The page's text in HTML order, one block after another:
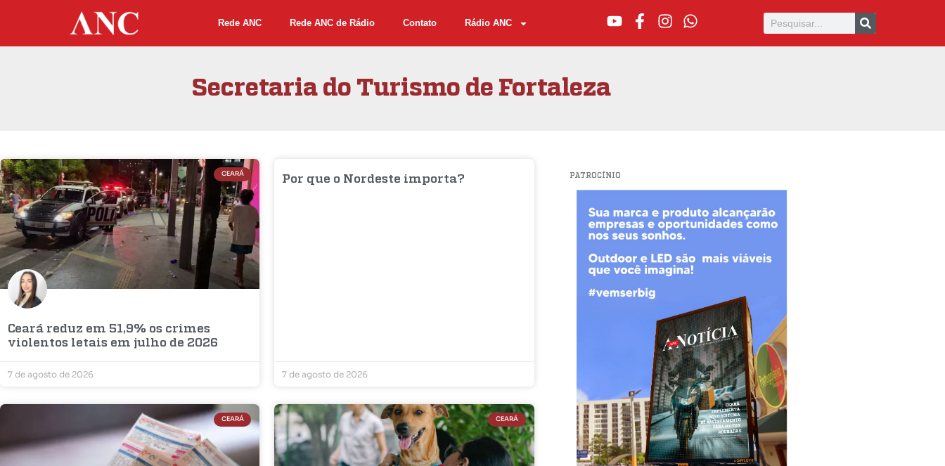
Rede ANC Rede ANC de Rádio Contato Rádio ANC
Secretaria do Turismo de Fortaleza
CEARÁ
Ceará reduz em 51,9% os crimes
violentos letais em julho de 2026
7 de agosto de 2026
Por que o Nordeste importa?
7 de agosto de 2026
CEARÁ CEARÁ
PATROCÍNIO